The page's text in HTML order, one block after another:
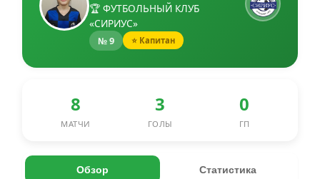
🏆 ФУТБОЛЬНЫЙ КЛУБ
«СИРИУС»
№ 9 ⭐ Капитан
8
МАТЧИ
3
ГОЛЫ
0
ГП
Обзор Статистика